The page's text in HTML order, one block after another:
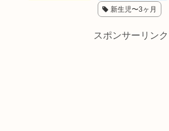
新生児〜3ヶ月
スポンサーリンク